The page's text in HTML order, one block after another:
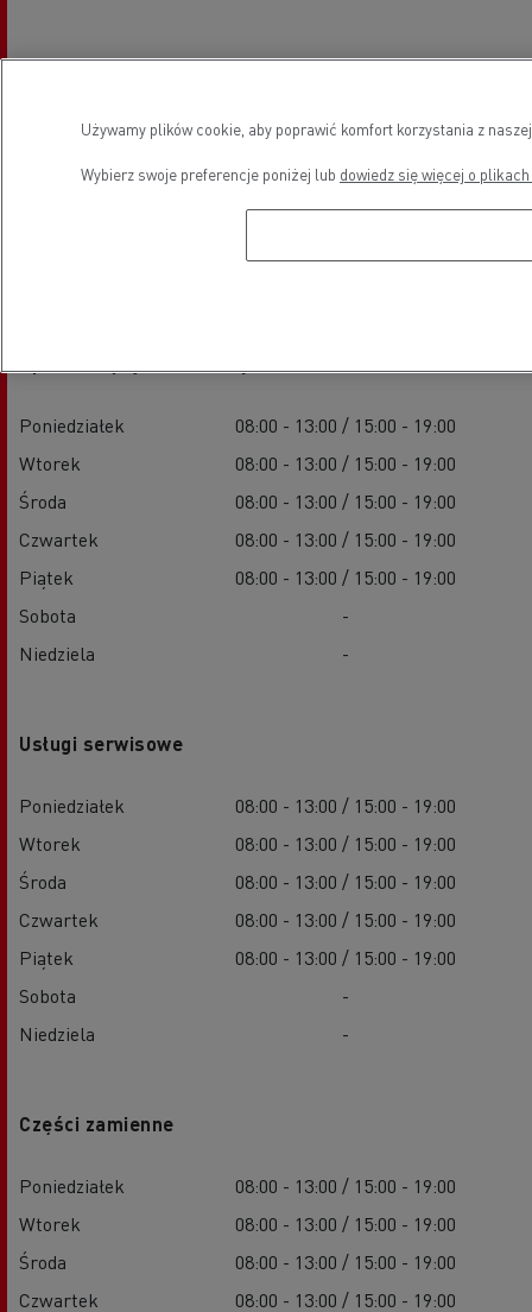
Godziny otwarcia
Poniedziałek
08:00 - 13:00 / 15:00 - 19:00
Wtorek
08:00 - 13:00 / 15:00 - 19:00
Środa
08:00 - 13:00 / 15:00 - 19:00
Czwartek
08:00 - 13:00 / 15:00 - 19:00
Piątek
08:00 - 13:00 / 15:00 - 19:00
Sobota
-
Niedziela
-
Usługi serwisowe
Poniedziałek
08:00 - 13:00 / 15:00 - 19:00
Wtorek
08:00 - 13:00 / 15:00 - 19:00
Środa
08:00 - 13:00 / 15:00 - 19:00
Czwartek
08:00 - 13:00 / 15:00 - 19:00
Piątek
08:00 - 13:00 / 15:00 - 19:00
Sobota
-
Niedziela
-
Części zamienne
Poniedziałek
08:00 - 13:00 / 15:00 - 19:00
Wtorek
08:00 - 13:00 / 15:00 - 19:00
Środa
08:00 - 13:00 / 15:00 - 19:00
Czwartek
08:00 - 13:00 / 15:00 - 19:00
Używamy plików cookie, aby poprawić komfort korzystania z
Wybierz swoje preferencje poniżej lub dowiedz się więcej o